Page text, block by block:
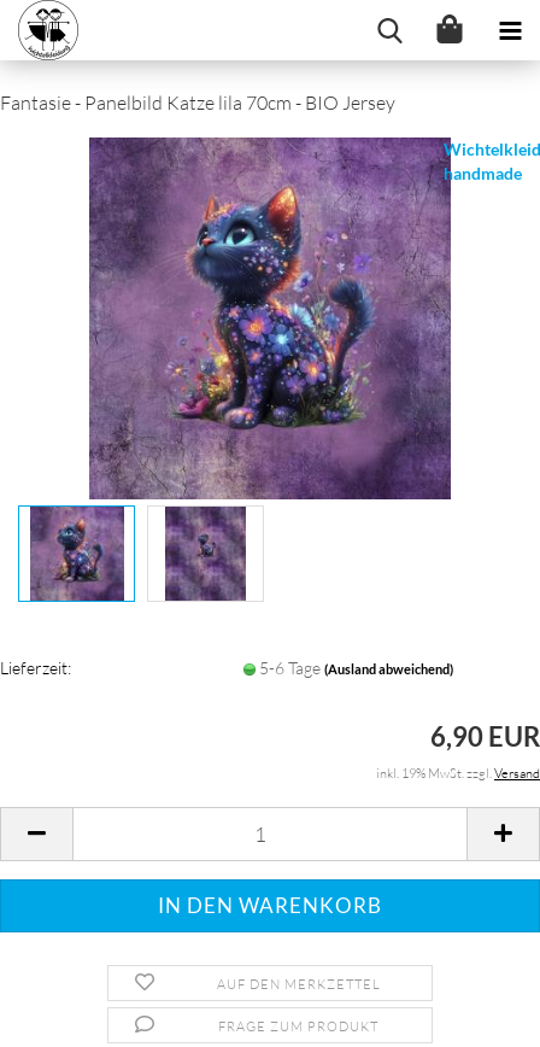
Fantasie - Panelbild Katze lila 70cm - BIO Jersey
handmade
Lieferzeit: 5-6 Tage (Ausland abweichend)
6,90 EUR
inkl. 19% MwSt. zzgl.Versand
AUF DEN MERKZETTEL
FRAGE ZUM PRODUKT